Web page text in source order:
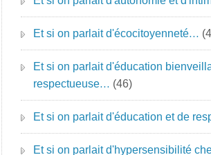
Et si on parlait d'écocitoyenneté…
Et si on parlait d'éducation
respectueuse… (46)
Et si on parlait d'éducation et de
Et si on parlait d'hypersensibilité